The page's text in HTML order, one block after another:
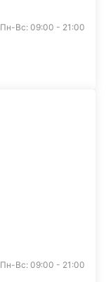
Пн-Вс: 09:00 - 21:00
Пн-Вс: 09:00 - 21:00